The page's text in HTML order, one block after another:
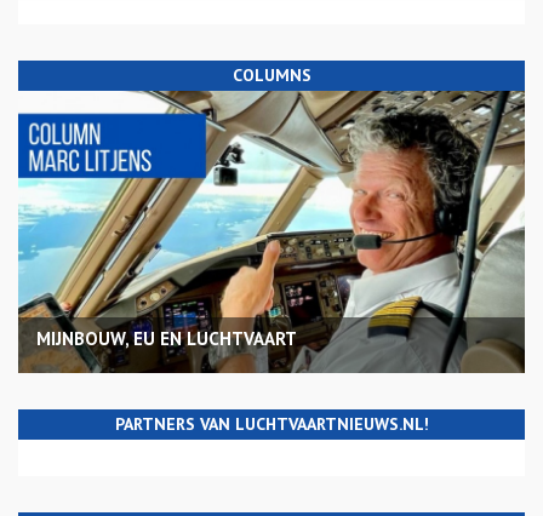
COLUMNS
MIJNBOUW, EU EN LUCHTVAART
PARTNERS VAN LUCHTVAARTNIEUWS.NL!